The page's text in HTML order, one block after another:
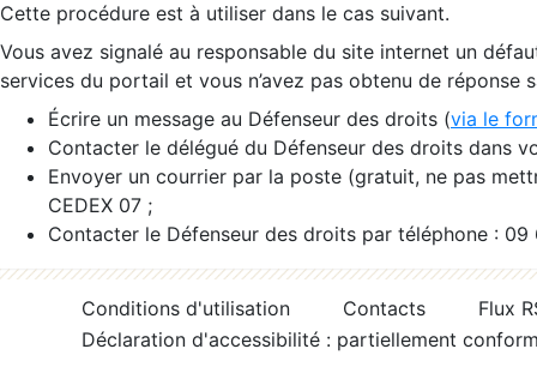
Cette procédure est à utiliser dans le cas suivant.
Vous avez signalé au responsable du site internet un
services du portail et vous n’avez pas obtenu de réponse
Écrire un message au Défenseur des droits (via le
Contacter le délégué du Défenseur des droits dans
Envoyer un courrier par la poste (gratuit, ne pas
CEDEX 07 ;
Contacter le Défenseur des droits par téléphone :
Conditions d'utilisation Contacts
Flux
Déclaration d'accessibilité : partiellement